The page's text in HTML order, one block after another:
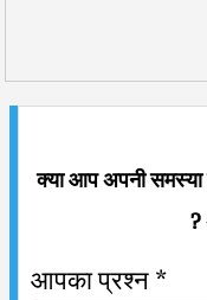
क्या आप अपनी समस्या
?
आपका प्रश्न *